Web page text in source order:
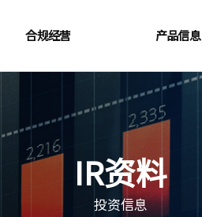
合规经营 产品信息
IR资料
投资信息